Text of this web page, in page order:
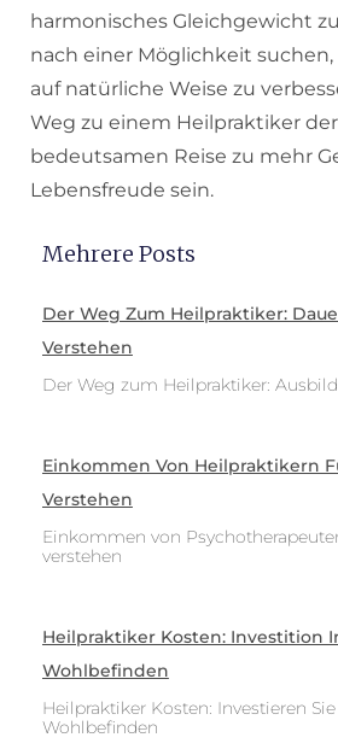
harmonisches Gleichgewicht
nach einer Möglichkeit
auf natürliche Weise zu
Weg zu einem Heilpraktiker
bedeutsamen Reise zu mehr
Lebensfreude sein.
Mehrere Posts
Der Weg Zum Heilpraktiker:
Verstehen
Der Weg zum Heilpraktiker:
Einkommen Von Heilpraktikern
Verstehen
Einkommen von
verstehen
Heilpraktiker Kosten: Investition
Wohlbefinden
Heilpraktiker Kosten: Investieren
Wohlbefinden